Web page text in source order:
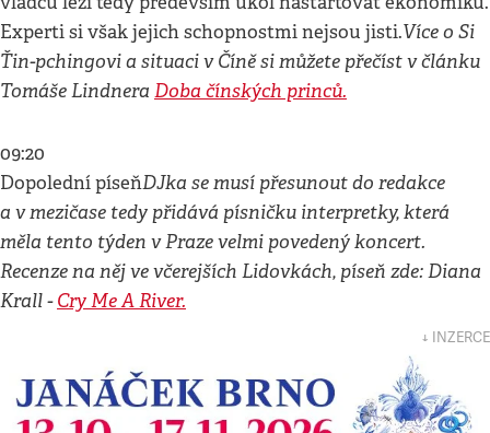
Experti si však jejich schopnostmi nejsou jisti.Více o Si
Ťin-pchingovi a situaci v Číně si můžete přečíst v článku
Tomáše Lindnera Doba čínských princů.
09:20
Dopolední píseňDJka se musí přesunout do redakce
a v mezičase tedy přidává písničku interpretky, která
měla tento týden v Praze velmi povedený koncert.
Recenze na něj ve včerejších Lidovkách, píseň zde: Diana
Krall -Cry Me A River.
↓ INZERCE